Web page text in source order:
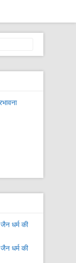
धर्म की
धर्म की